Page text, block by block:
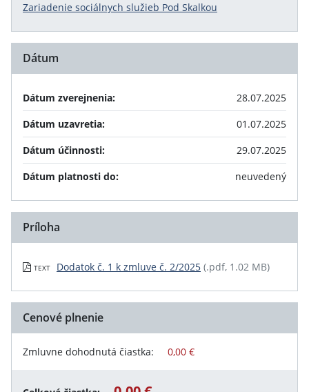
Zariadenie sociálnych služieb Pod Skalkou
Dátum
Dátum zverejnenia:
28.07.2025
Dátum uzavretia:
01.07.2025
Dátum účinnosti:
29.07.2025
Dátum platnosti do:
neuvedený
Príloha
TEXT Dodatok č. 1 k zmluve č. 2/2025 (.pdf, 1.02 MB)
Cenové plnenie
Zmluvne dohodnutá čiastka: 0,00 €